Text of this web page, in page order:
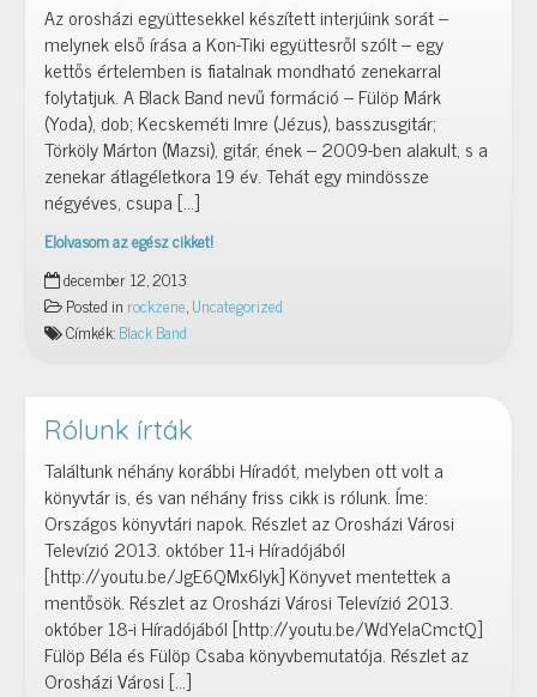
Az orosházi együttesekkel készített interjúink sorát –
melynek első írása a Kon-Tiki együttesről szólt – egy
kettős értelemben is fiatalnak mondható zenekarral
folytatjuk. A Black Band nevű formáció – Fülöp Márk
(Yoda), dob; Kecskeméti Imre (Jézus), basszusgitár;
Törköly Márton (Mazsi), gitár, ének – 2009-ben alakult, s a
zenekar átlagéletkora 19 év. Tehát egy mindössze
négyéves, csupa […]
Elolvasom az egész cikket!
Fiatalok
a
punk
rock
–
A
Black
Band
együttes
december 12, 2013
Posted in rockzene,Uncategorized
Címkék:Black Band
Rólunk írták
Találtunk néhány korábbi Híradót, melyben ott volt a
könyvtár is, és van néhány friss cikk is rólunk. Íme:
Országos könyvtári napok. Részlet az Orosházi Városi
Televízió 2013. október 11-i Híradójából
[http://youtu.be/JgE6QMx6Iyk] Könyvet mentettek a
mentősök. Részlet az Orosházi Városi Televízió 2013.
október 18-i Híradójából [http://youtu.be/WdYeIaCmctQ]
Fülöp Béla és Fülöp Csaba könyvbemutatója. Részlet az
Orosházi Városi […]